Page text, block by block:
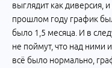
выглядит как диверсия,
прошлом году график
было 1,5 месяца. И в
не поймут, что над ними
всё было нормально,